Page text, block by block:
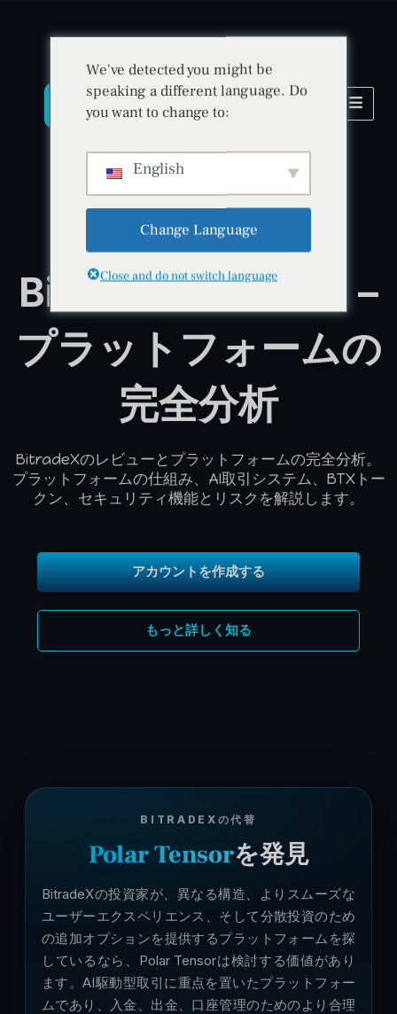
人工知能 • セキュリティ • イノベーション
BitradeXレビュー –
プラットフォームの
完全分析
BitradeXのレビューとプラットフォームの完全分析。
プラットフォームの仕組み、AI取引システム、BTXトー
クン、セキュリティ機能とリスクを解説します。
アカウントを作成する
もっと詳しく知る
BITRADEXの代替
Polar Tensorを発見
BitradeXの投資家が、異なる構造、よりスムーズな
ユーザーエクスペリエンス、そして分散投資のため
の追加オプションを提供するプラットフォームを探
しているなら、Polar Tensorは検討する価値があり
ます。AI駆動型取引に重点を置いたプラットフォー
ムであり、入金、出金、口座管理のためのより合理
We've detected you might be
speaking a different language. Do
you want to change to:
English
Change Language
Close and do not switch language